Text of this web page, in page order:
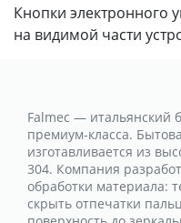
Кнопки электронного
на видимой части
Falmec — итальянский
премиум-класса.
изготавливается из
304. Компания
обработки материала:
скрыть отпечатки